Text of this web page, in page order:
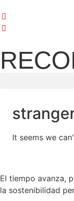
It seems we
El tiempo avanza,
la sostenibilidad